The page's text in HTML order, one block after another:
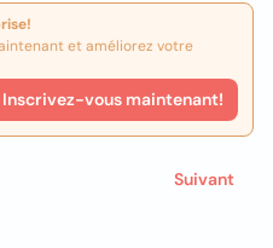
et améliorez votre
Inscrivez-vous maintenant!
Suivant